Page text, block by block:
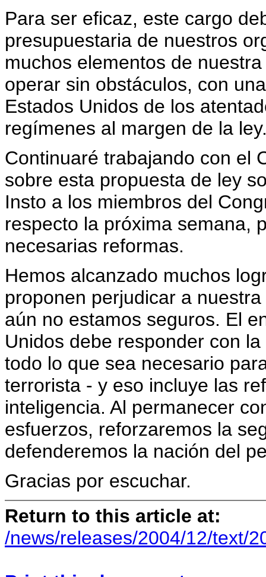
Para ser eficaz, este cargo
presupuestaria de nuestros
muchos elementos de
operar sin obstáculos, con
Estados Unidos de los
regímenes al margen de la
Continuaré trabajando con el
sobre esta propuesta de ley
Insto a los miembros del
respecto la próxima semana,
necesarias reformas.
Hemos alcanzado muchos
proponen perjudicar a
aún no estamos seguros. El
Unidos debe responder con
todo lo que sea necesario
terrorista - y eso incluye las
inteligencia. Al permanecer
esfuerzos, reforzaremos la
defenderemos la nación del
Gracias por escuchar.
Return to this article at:
/news/releases/2004/12/text/